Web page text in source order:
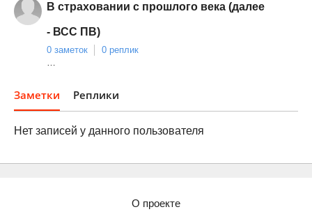
В страховании с прошлого века (далее
- ВСС ПВ)
0 заметок
0 реплик
…
Заметки Реплики
Нет записей у данного пользователя
О проекте